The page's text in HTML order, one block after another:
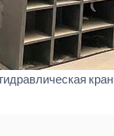
гидравлическая